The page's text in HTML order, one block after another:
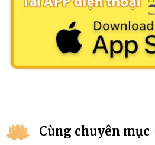
Cùng chuyên mục